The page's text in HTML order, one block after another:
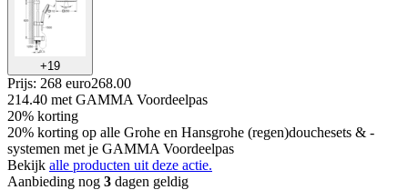
+19
Prijs: 268 euro268.00
214.40 met GAMMA Voordeelpas
20% korting
20% korting op alle Grohe en Hansgrohe (regen)douchesets & -
systemen met je GAMMA Voordeelpas
Bekijk alle producten uit deze actie.
Aanbieding nog 3 dagen geldig